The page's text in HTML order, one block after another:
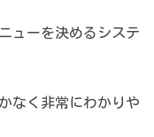
ューを決めるシステ
なく非常にわかりや